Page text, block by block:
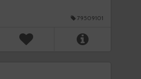
79509101